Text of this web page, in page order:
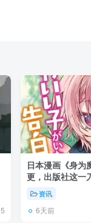
5
日本漫画《身为
更，出版社这一
了起来！
资讯
6天前